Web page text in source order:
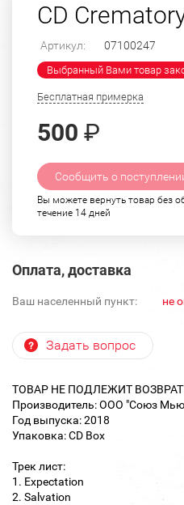
CD
Артикул: 07100247
Выбранный Вами товар
Бесплатная примерка
500 ₽
Сообщить о
Вы можете вернуть товар без
течение 14 дней
Оплата, доставка
Ваш населенный пункт: не
Задать вопрос
ТОВАР НЕ ПОДЛЕЖИТ
Производитель: ООО "Союз
Год выпуска: 2018
Упаковка: CD Box
Трек лист:
1. Expectation
2. Salvation